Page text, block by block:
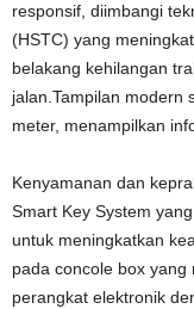
responsif, diimbangi
(HSTC) yang
belakang kehilangan
jalan.Tampilan modern
meter, menampilkan
Kenyamanan dan
Smart Key System
untuk meningkatkan
pada concole box
perangkat elektronik